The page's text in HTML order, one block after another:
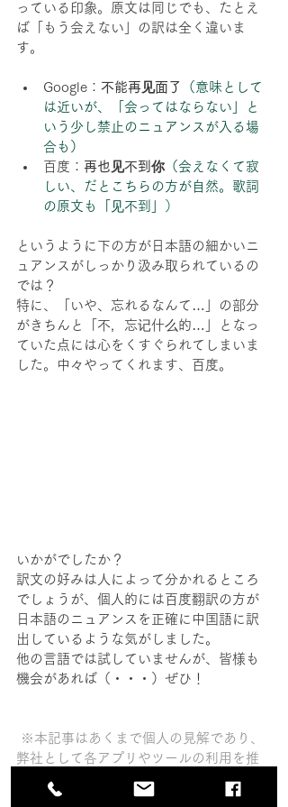
っている印象。原文は同じでも、たとえ
ば「もう会えない」の訳は全く違いま
す。
Google： 不能再见面了
（意味として
は近いが、「会ってはならない」と
いう少し禁止のニュアンスが入る場
合も）
百度： 再也见不到你（会えなくて寂
しい、だとこちらの方が自然。歌詞
の原文も「见不到」
）
というように下の方が日本語の細かいニ
ュアンスがしっかり汲み取られているの
では？
特に、「いや、忘れるなんて…」の部分
がきちんと「不，忘记什么的…」となっ
ていた点には心をくすぐられてしまいま
した。中々やってくれます、百度。
いかがでしたか？
訳文の好みは人によって分かれるところ
でしょうが、個人的には百度翻訳の方が
日本語のニュアンスを正確に中国語に訳
出しているような気がしました。
他の言語では試していませんが、皆様も
機会があれば（・・・）ぜひ！
弊社として各アプリやツールの利用を推
奨するものではありません。 また、歌詞
の日本語訳は弊社が本記事の執筆のため